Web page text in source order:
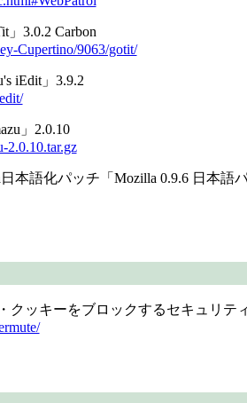
」3.0.2 Carbon
Cupertino/9063/gotit/
iEdit」3.9.2
」2.0.10
2.0.10.tar.gz
本語化パッチ「Mozilla 0.9.6 日本語
ッキーをブロックするセキュリテ